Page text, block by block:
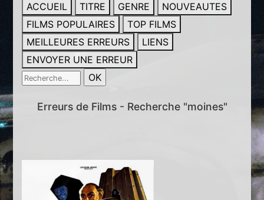
ACCUEIL TITRE GENRE
NOUVEAUTES
FILMS POPULAIRES
TOP FILMS
MEILLEURES ERREURS
LIENS
ENVOYER UNE ERREUR
Erreurs de Films - Recherche "moines"